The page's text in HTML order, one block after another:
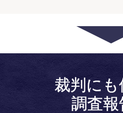
裁判にも
調査報